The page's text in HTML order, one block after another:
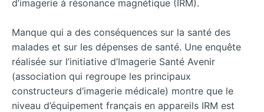
d’imagerie à résonance magnétique (IRM).
Manque qui a des conséquences sur la santé des
malades et sur les dépenses de santé. Une enquête
réalisée sur l’initiative d’Imagerie Santé Avenir
(association qui regroupe les principaux
constructeurs d’imagerie médicale) montre que le
niveau d’équipement français en appareils IRM est